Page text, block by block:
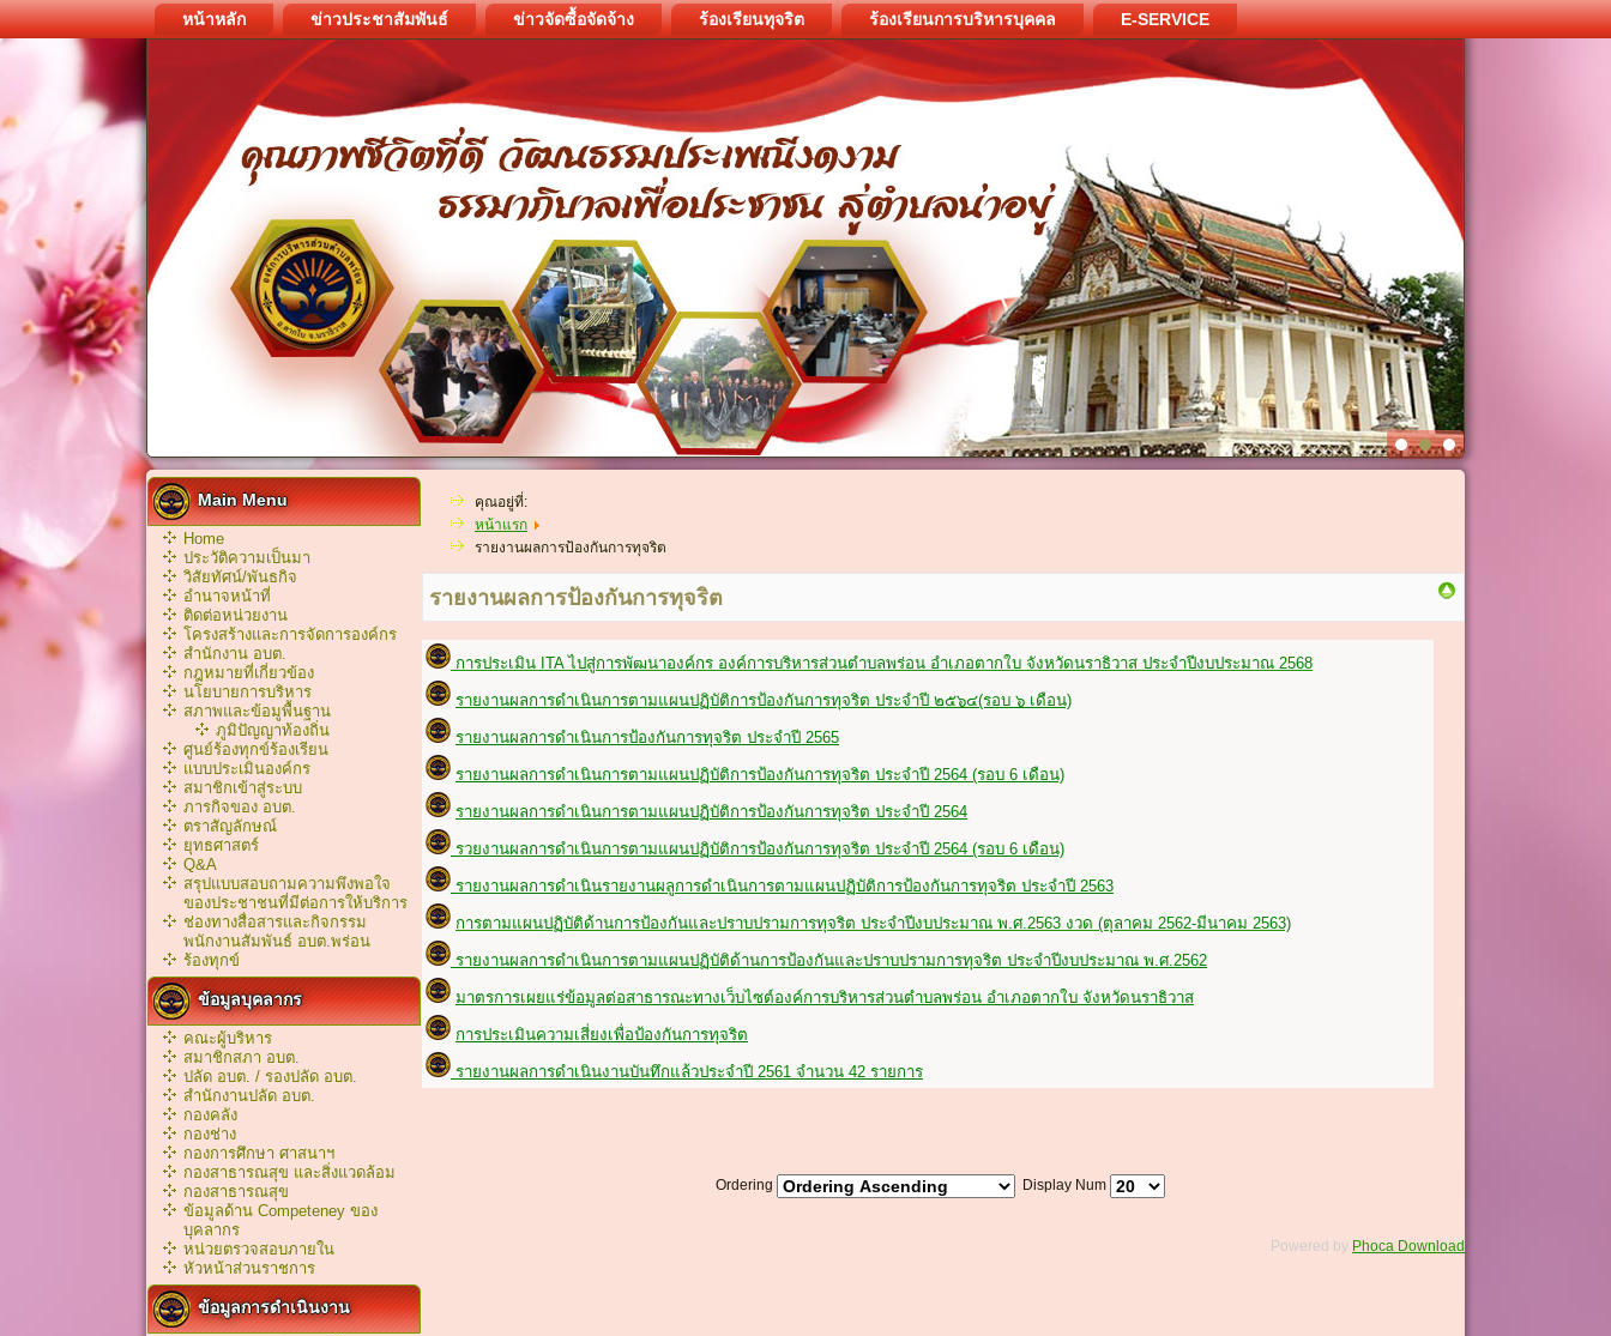
หน้าหลัก ข่าวประชาสัมพันธ์ ข่าวจัดซื้อจัดจ้าง ร้องเรียนทุจริต ร้องเรียนการบริหารบุคคล E-SERVICE
Main Menu
Home
ประวัติความเป็นมา
วิสัยทัศน์/พันธกิจ
อำนาจหน้าที่
ติดต่อหน่วยงาน
โครงสร้างและการจัดการองค์กร
สำนักงาน อบต.
กฎหมายที่เกี่ยวข้อง
นโยบายการบริหาร
สภาพและข้อมูพื้นฐาน
ภูมิปัญญาท้องถิ่น
ศูนย์ร้องทุกข์ร้องเรียน
แบบประเมินองค์กร
สมาชิกเข้าสู่ระบบ
ภารกิจของ อบต.
ตราสัญลักษณ์
ยุทธศาสตร์
Q&A
สรุปแบบสอบถามความพึงพอใจ
ของประชาชนที่มีต่อการให้บริการ
ช่องทางสื่อสารและกิจกรรม
พนักงานสัมพันธ์ อบต.พร่อน
ร้องทุกข์
ข้อมูลบุคลากร
คณะผู้บริหาร
สมาชิกสภา อบต.
ปลัด อบต. / รองปลัด อบต.
สำนักงานปลัด อบต.
กองคลัง
กองช่าง
กองการศึกษา ศาสนาฯ
กองสาธารณสุข และสิ่งแวดล้อม
กองสาธารณสุข
ข้อมูลด้าน Competeney ของ
บุคลากร
หน่วยตรวจสอบภายใน
หัวหน้าส่วนราชการ
ข้อมูลการดำเนินงาน
คุณอยู่ที่:
หน้าแรก
รายงานผลการป้องกันการทุจริต
รายงานผลการป้องกันการทุจริต
การประเมิน ITA ไปสู่การพัฒนาองค์กร องค์การบริหารส่วนตำบลพร่อน อำเภอตากใบ จังหวัดนราธิวาส ประจำปีงบประมาณ 2568
รายงานผลการดำเนินการตามแผนปฏิบัติการป้องกันการทุจริต ประจำปี ๒๕๖๔(รอบ ๖ เดือน)
รายงานผลการดำเนินการป้องกันการทุจริต ประจำปี 2565
รายงานผลการดำเนินการตามแผนปฏิบัติการป้องกันการทุจริต ประจำปี 2564 (รอบ 6 เดือน)
รายงานผลการดำเนินการตามแผนปฏิบัติการป้องกันการทุจริต ประจำปี 2564
รวยงานผลการดำเนินการตามแผนปฏิบัติการป้องกันการทุจริต ประจำปี 2564 (รอบ 6 เดือน)
รายงานผลการดำเนินรายงานผลูการดำเนินการตามแผนปฏิบัติการป้องกันการทุจริต ประจำปี 2563
การตามแผนปฏิบัติด้านการป้องกันและปราบปรามการทุจริต ประจำปีงบประมาณ พ.ศ.2563 งวด (ตุลาคม 2562-มีนาคม 2563)
รายงานผลการดำเนินการตามแผนปฏิบัติด้านการป้องกันและปราบปรามการทุจริต ประจำปีงบประมาณ พ.ศ.2562
มาตรการเผยแร่ข้อมูลต่อสาธารณะทางเว็บไซต์องค์การบริหารส่วนตำบลพร่อน อำเภอตากใบ จังหวัดนราธิวาส
การประเมินความเสี่ยงเพื่อป้องกันการทุจริต
รายงานผลการดำเนินงานบันทึกแล้วประจำปี 2561 จำนวน 42 รายการ
Ordering Display Num
Powered by Phoca Download